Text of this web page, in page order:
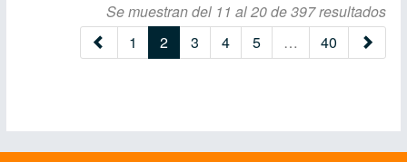
Se muestran del 11 al 20 de 397 resultados
1
2(current)
3 4 5 … 40